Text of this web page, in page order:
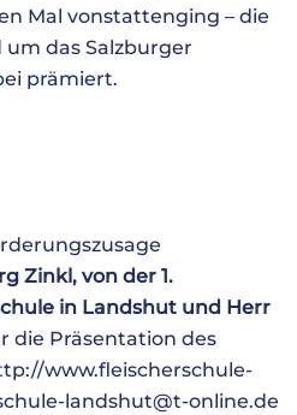
Mal vonstattenging – die
das Salzburger
prämiert.
Zinkl, von der 1.
in Landshut und Herr
die Präsentation des
www.fleischerschule-
landshut@t-online.de